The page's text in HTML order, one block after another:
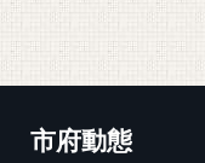
市府動態